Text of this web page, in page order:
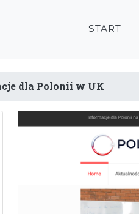
START
dla Polonii w UK